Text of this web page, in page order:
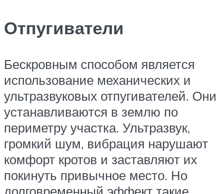
Отпугиватели
Бескровным способом является
использование механических и
ультразвуковых отпугивателей. Они
устанавливаются в землю по
периметру участка. Ультразвук,
громкий шум, вибрация нарушают
комфорт кротов и заставляют их
покинуть привычное место. Но